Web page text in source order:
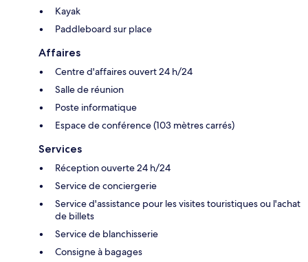
Kayak
Paddleboard sur place
Affaires
Centre d'affaires ouvert 24 h/24
Salle de réunion
Poste informatique
Espace de conférence (103 mètres carrés)
Services
Réception ouverte 24 h/24
Service de conciergerie
Service d'assistance pour les visites touristiques ou l'achat
de billets
Service de blanchisserie
Consigne à bagages